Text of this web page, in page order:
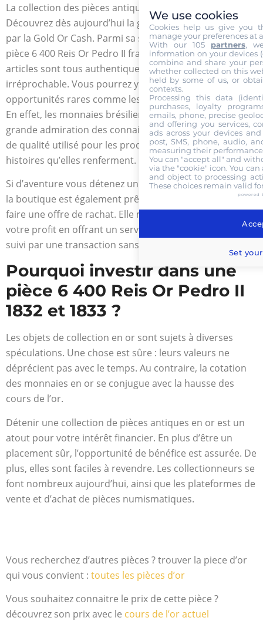
La collection des pièces antiques vous intéresse ?
Découvrez dès aujourd’hui la grande gamme proposée
par la Gold Or Cash. Parmi sa sélection se trouve la
pièce 6 400 Reis Or Pedro II frappé de 1832 à 1833. Les
articles sont tous authentiques et gardés dans un état
irréprochable. Vous pourrez y dénicher des
opportunités rares comme les pièces d’or brésiliennes.
En effet, les monnaies brésiliennes font l’objet d’une
grande admiration des connaisseurs. Ce, à cause de l’or
de qualité utilisé pour les produire mais aussi, de par les
histoires qu’elles renferment.
Si d’aventure vous détenez un exemplaire de cette pièce,
la boutique est également prête à vous accueillir et vous
faire une offre de rachat. Elle met son savoir-faire à
votre profit en offrant un service rapide et impeccable,
suivi par une transaction sans complication.
Pourquoi investir dans une
pièce 6 400 Reis Or Pedro II
1832 et 1833 ?
Les objets de collection en or sont sujets à diverses
spéculations. Une chose est sûre : leurs valeurs ne
déprécient pas avec le temps. Au contraire, la cotation
des monnaies en or se conjugue avec la hausse des
cours de l’or.
Détenir une collection de pièces antiques en or est un
atout pour votre intérêt financier. En plus d’être un
placement sûr, l’opportunité de bénéfice est assurée. De
plus, elles sont faciles à revendre. Les collectionneurs se
font nombreux aujourd’hui, ainsi que les plateformes de
vente et d’achat de pièces numismatiques.
Vous recherchez d’autres pièces ? trouver la piece d’or
qui vous convient : toutes les pièces d’or
Vous souhaitez connaitre le prix de cette pièce ?
découvrez son prix avec le cours de l’or actuel
We use cookies
Cookies help us give you
manage your preferences at
With our 105 partners,
information on your devices
combine and share your
whether collected on this
held by some of us, or
contexts.
Processing this data
purchases, loyalty
emails, phone, precise
and offering you services,
ads across your devices
post, SMS, phone, audio,
measuring their
You can "accept all" and
via the "cookie" icon. You
and object to processing
These choices remain valid
powered
Set